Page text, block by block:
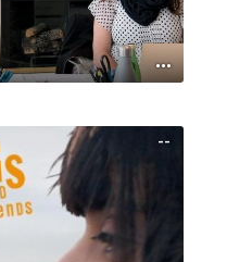
--